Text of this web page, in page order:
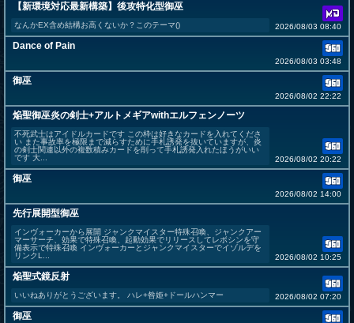
【新環境対応最新構築】後攻特化型御巫
なんかEX含め結構お高くないか？このテーマ() 2026/08/03 08:40
Dance of Pain
2026/08/03 03:48
御巫
2026/08/02 22:22
焔聖御巫炎の剣士+アルトメギアwithエルフェンノーツ
不死武士はアイドルカードです この枠は好きなカードを入れてくださ
い また事故率を極限まで減らすために手札誘発を抜いていますが、炎
の剣士関連以外の複数積みカードを削って手札誘発入れたほうがいい
です 大...
2026/08/02 20:22
御巫
2026/08/02 14:00
先行展開型御巫
インヴォーカーから展開 ジャンクマイスター特殊召喚、ジャンクアー
マーサーチ、効果で特殊召喚、起動効果でリリースしてレボシンを守
備表示で特殊召喚 インヴォーカーとジャンクマイスターでイゾルデを
リンクL...
2026/08/02 10:25
焔聖式鏡反射
いいねありがとうございます。 ハレ+咎姫+ドールハンマー 2026/08/02 07:20
御巫